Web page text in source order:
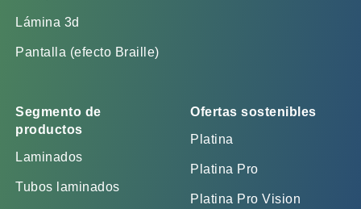
Lámina 3d
Pantalla (efecto Braille)
Segmento de
productos
Laminados
Tubos laminados
Ofertas sostenibles
Platina
Platina Pro
Platina Pro Vision